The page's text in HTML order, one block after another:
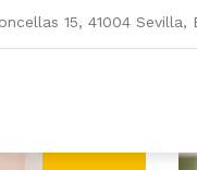
15, 41004